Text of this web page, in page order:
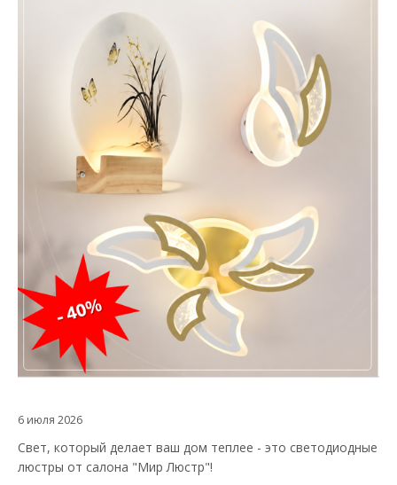
6 июля 2026
Свет, который делает ваш дом теплее - это светодиодные
люстры от салона "Мир Люстр"!